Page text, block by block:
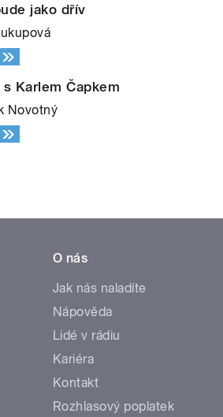
jako dřív
Karlem Čapkem
Novotný
O nás
Jak nás naladíte
Nápověda
Lidé v rádiu
Kariéra
Kontakt
Rozhlasový poplatek